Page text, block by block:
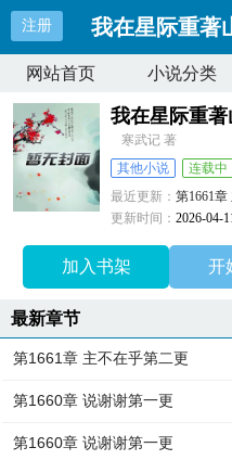
注册 我在星际重著
网站首页 小说分类
我在星际重
寒武记 著
其他小说
连载中
最近更新：第1661
更新时间：2026-04-
加入书架 开
最新章节
第1661章 主不在乎第二更
第1660章 说谢谢第一更
第1660章 说谢谢第一更